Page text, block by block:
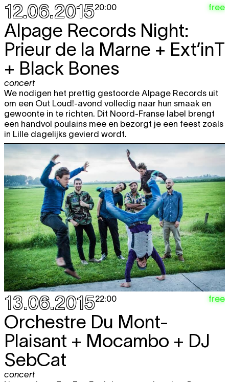
12.06.201520:00 free
Alpage Records Night:
Prieur de la Marne + Ext’inT
+ Black Bones
concert
We nodigen het prettig gestoorde Alpage Records uit
om een Out Loud!-avond volledig naar hun smaak en
gewoonte in te richten. Dit Noord-Franse label brengt
een handvol poulains mee en bezorgt je een feest zoals
in Lille dagelijks gevierd wordt.
13.06.201522:00 free
Orchestre Du Mont-
Plaisant + Mocambo + DJ
SebCat
concert